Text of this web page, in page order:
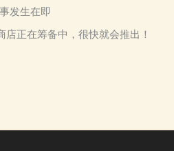
发生在即
正在筹备中，很快就会推出！